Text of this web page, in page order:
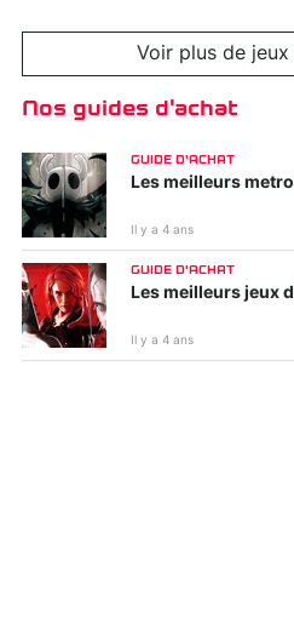
Ruined King: a League
of Legends story
Voir plus de jeux
Nos guides d'achat
GUIDE D'ACHAT
Les meilleurs
Il y a 4 ans
GUIDE D'ACHAT
Les meilleurs jeux
Il y a 4 ans